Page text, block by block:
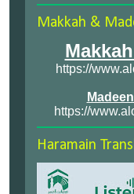
Makkah &
https://
https://
Haramain